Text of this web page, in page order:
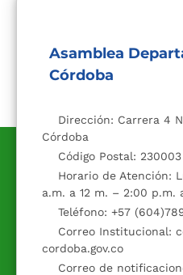
Asamblea
Córdoba
Dirección: Carrera 4
Córdoba
Código Postal: 230003
Horario de Atención:
a.m. a 12 m. – 2:00 p.m.
Teléfono: +57
Correo Institucional:
cordoba.gov.co
Correo de